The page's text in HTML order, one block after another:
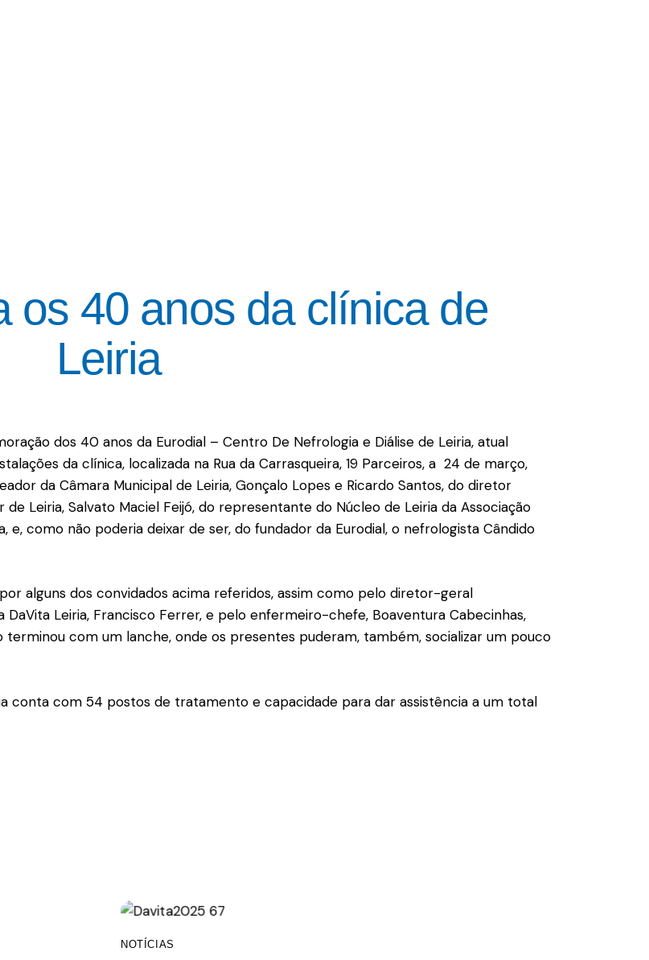
os 40 anos da clínica de
Leiria
dos 40 anos da Eurodial – Centro De Nefrologia e Diálise de Leiria, atual
da clínica, localizada na Rua da Carrasqueira, 19 Parceiros, a 24 de março,
da Câmara Municipal de Leiria, Gonçalo Lopes e Ricardo Santos, do diretor
Leiria, Salvato Maciel Feijó, do representante do Núcleo de Leiria da Associação
e, como não poderia deixar de ser, do fundador da Eurodial, o nefrologista Cândido
alguns dos convidados acima referidos, assim como pelo diretor-geral
Leiria, Francisco Ferrer, e pelo enfermeiro-chefe, Boaventura Cabecinhas,
terminou com um lanche, onde os presentes puderam, também, socializar um pouco
conta com 54 postos de tratamento e capacidade para dar assistência a um total
NOTÍCIAS